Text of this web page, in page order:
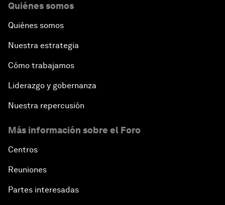
Quiénes somos
Quiénes somos
Nuestra estrategia
Cómo trabajamos
Liderazgo y gobernanza
Nuestra repercusión
Más información sobre el Foro
Centros
Reuniones
Partes interesadas